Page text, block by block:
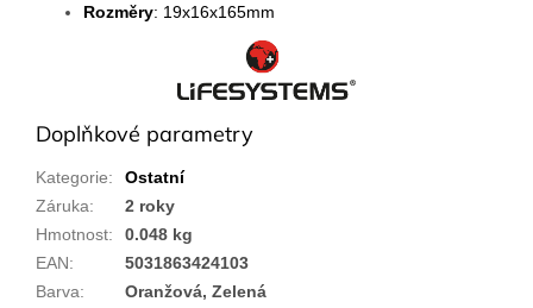
Rozměry: 19x16x165mm
Doplňkové parametry
Kategorie:
Ostatní
Záruka:
2 roky
Hmotnost:
0.048 kg
EAN:
5031863424103
Barva: Oranžová, Zelená